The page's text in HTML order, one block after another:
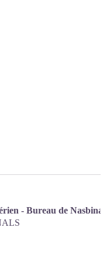
- Bureau de Nasbinals